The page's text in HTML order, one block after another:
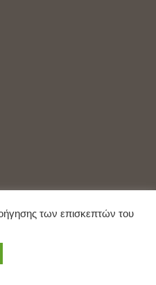
των επισκεπτών του